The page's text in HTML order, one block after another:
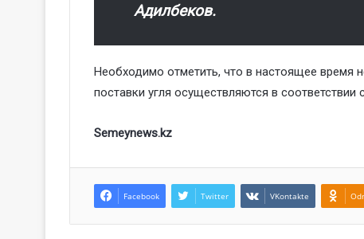
Адилбеков.
Необходимо отметить, что в настоящее время
поставки угля осуществляются в соответствии
Semeynews.kz
Facebook Twitter VKontakte